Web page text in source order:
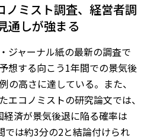
ノミスト調査、経営者調
通しが強まる
ジャーナル紙の最新の調査で
想する向こう1年間での景気後
の高さに達している。また、
エコノミストの研究論文では、
済が景気後退に陥る確率は
では約3分の2と結論付けられ